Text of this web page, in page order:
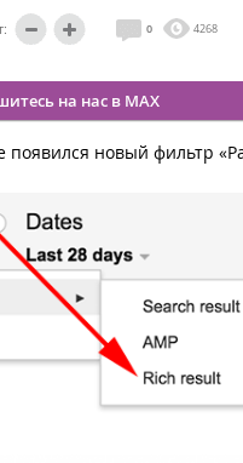
0 4268
на нас в MAX
появился новый фильтр